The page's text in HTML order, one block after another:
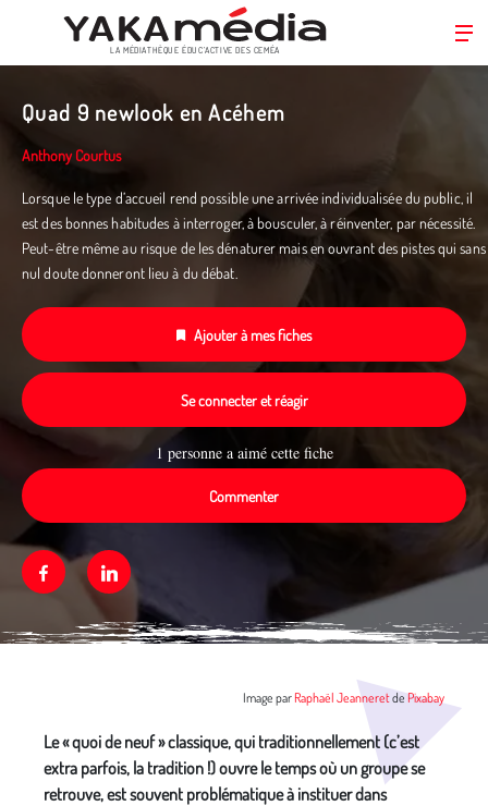
principal
LA MÉDIATHÈQUE ÉDUC’ACTIVE DES CEMÉA
Quad 9 newlook en Acéhem
Anthony Courtus
Lorsque le type d’accueil rend possible une arrivée individualisée du public, il
est des bonnes habitudes à interroger, à bousculer, à réinventer, par nécessité.
Peut-être même au risque de les dénaturer mais en ouvrant des pistes qui sans
nul doute donneront lieu à du débat.
Ajouter à mes fiches
Se connecter et réagir
1 personne a aimé cette fiche
Commenter
FacebookLinkedin
Image parRaphaël JeanneretdePixabay
Le « quoi de neuf » classique, qui traditionnellement (c’est
extra parfois, la tradition !) ouvre le temps où un groupe se
retrouve, est souvent problématique à instituer dans